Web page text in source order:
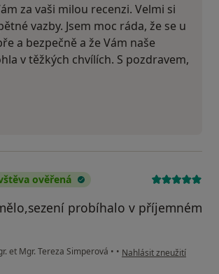
za vaši milou recenzi. Velmi si
vazby. Jsem moc ráda, že se u
a bezpečně a že Vám naše
v těžkých chvílích. S pozdravem,
ověřená
probíhalo v příjemném
et Mgr. Tereza Simperová • • podle názoru uživatele
Nahlásit zneužití